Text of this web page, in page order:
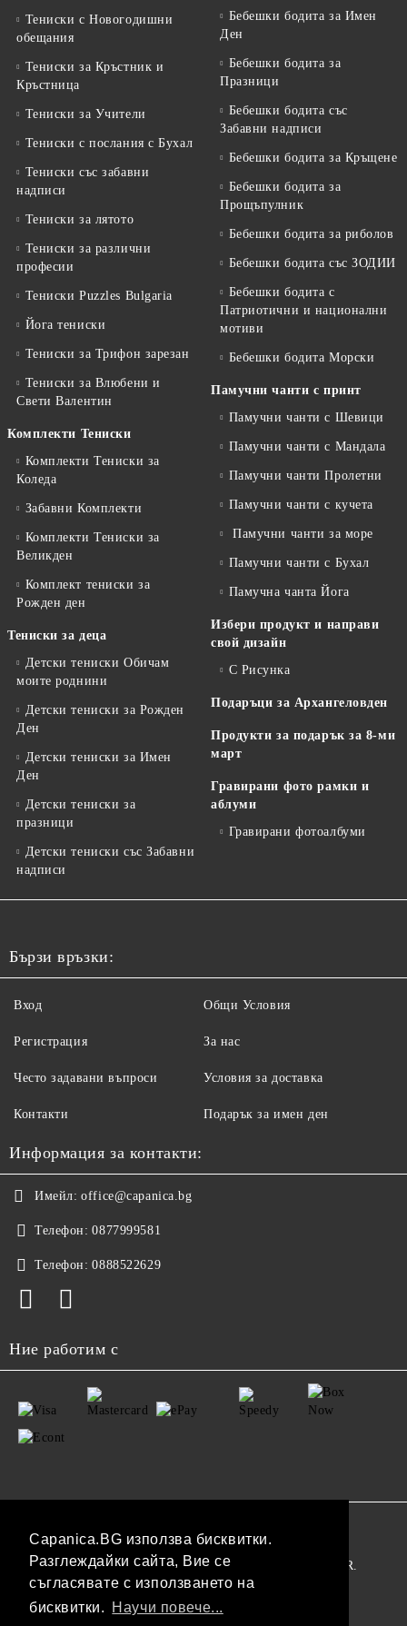
Capanica.BG използва бисквитки.
Разглеждайки сайта, Вие се
съгласявате с използването на
бисквитки.
Научи повече...
Тениски с Новогодишни
обещания
Тениски за Кръстник и
Кръстница
Тениски за Учители
Тениски с послания с Бухал
Тениски със забавни
надписи
Тениски за лятото
Тениски за различни
професии
Тениски Puzzles Bulgaria
Йога тениски
Тениски за Трифон зарезан
Тениски за Влюбени и
Свети Валентин
Комплекти Тениски
Комплекти Тениски за
Коледа
Забавни Комплекти
Комплекти Тениски за
Великден
Комплект тениски за
Рожден ден
Тениски за деца
Детски тениски Обичам
моите роднини
Детски тениски за Рожден
Ден
Детски тениски за Имен
Ден
Детски тениски за
празници
Детски тениски със Забавни
надписи
Бебешки бодита за Имен
Ден
Бебешки бодита за
Празници
Бебешки бодита със
Забавни надписи
Бебешки бодита за Кръщене
Бебешки бодита за
Прощъпулник
Бебешки бодита за риболов
Бебешки бодита със ЗОДИИ
Бебешки бодита с
Патриотични и национални
мотиви
Бебешки бодита Морски
Памучни чанти с принт
Памучни чанти с Шевици
Памучни чанти с Мандала
Памучни чанти Пролетни
Памучни чанти с кучета
Памучни чанти за море
Памучни чанти с Бухал
Памучна чанта Йога
Избери продукт и направи
свой дизайн
С Рисунка
Подаръци за Архангеловден
Продукти за подарък за 8-ми
март
Гравирани фото рамки и
аблуми
Гравирани фотоалбуми
Бързи връзки:
Вход
Регистрация
Често задавани въпроси
Контакти
Общи Условия
За нас
Условия за доставка
Подарък за имен ден
Информация за контакти:
Имейл: office@capanica.bg
Телефон: 0877999581
Телефон: 0888522629
Ние работим с
Нашият онлайн магазин е 100% съобразен с GDPR.